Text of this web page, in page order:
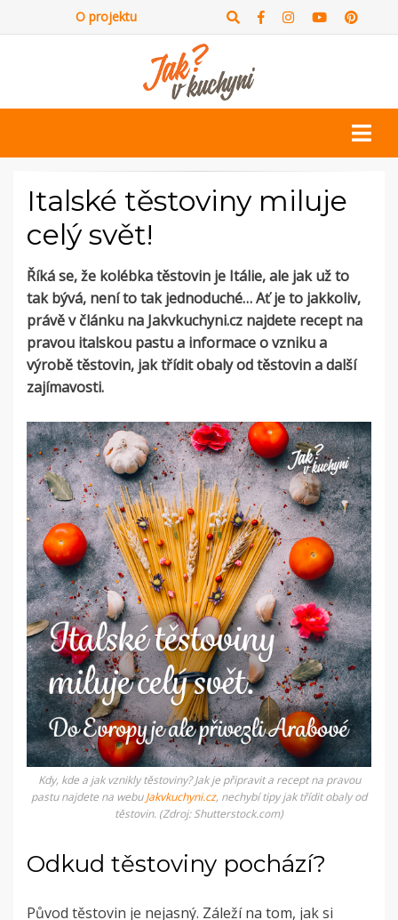
O projektu
Italské těstoviny miluje
celý svět!
Říká se, že kolébka těstovin je Itálie, ale jak už to
tak bývá, není to tak jednoduché… Ať je to jakkoliv,
právě v článku na Jakvkuchyni.cz najdete recept na
pravou italskou pastu a informace o vzniku a
výrobě těstovin, jak třídit obaly od těstovin a další
zajímavosti.
Kdy, kde a jak vznikly těstoviny? Jak je připravit a recept na pravou
pastu najdete na webuJakvkuchyni.cz, nechybí tipy jak třídit obaly od
těstovin. (Zdroj: Shutterstock.com)
Odkud těstoviny pochází?
Původ těstovin je nejasný. Záleží na tom, jak si